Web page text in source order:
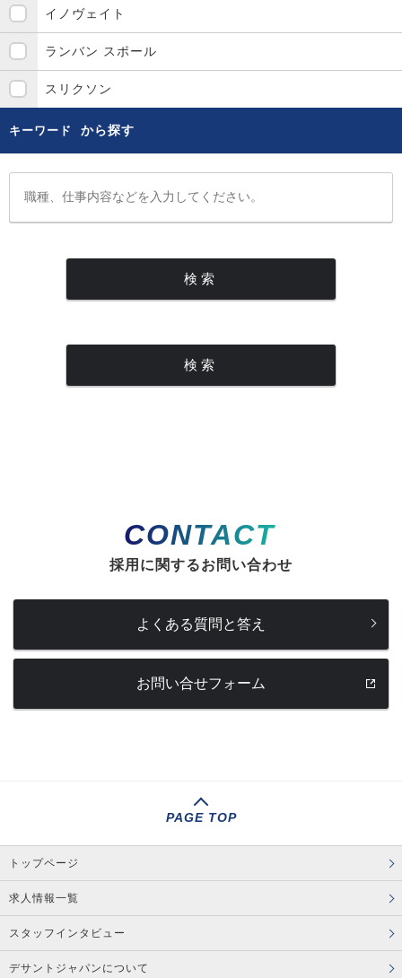
イノヴェイト
ランバン スポール
スリクソン
キーワード から探す
CONTACT
採用に関するお問い合わせ
よくある質問と答え
お問い合せフォーム
PAGE TOP
トップページ
求人情報一覧
スタッフインタビュー
デサントジャパンについて